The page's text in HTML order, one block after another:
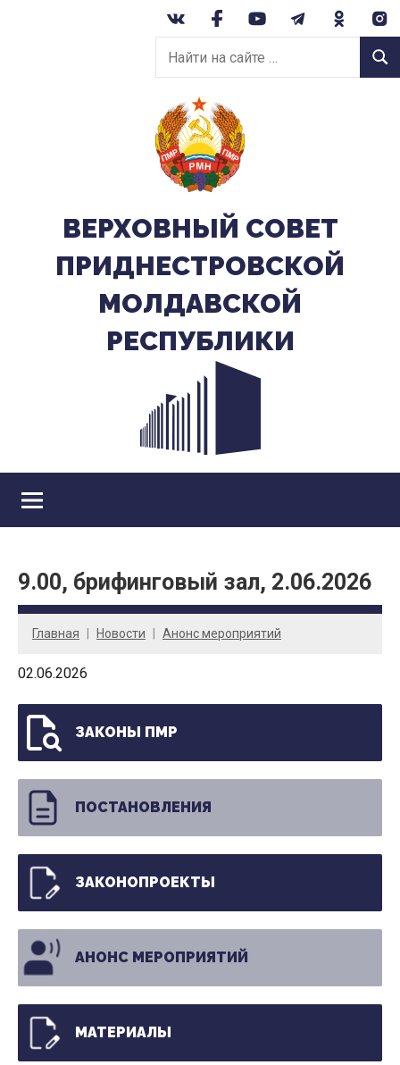
Найти
на
сайте:
ВЕРХОВНЫЙ CОВЕТ
ПРИДНЕСТРОВСКОЙ
МОЛДАВСКОЙ
РЕСПУБЛИКИ
9.00, брифинговый зал, 2.06.2026
Главная Новости Анонс мероприятий
02.06.2026
ЗАКОНЫ ПМР
ПОСТАНОВЛЕНИЯ
ЗАКОНОПРОЕКТЫ
АНОНС МЕРОПРИЯТИЙ
МАТЕРИАЛЫ